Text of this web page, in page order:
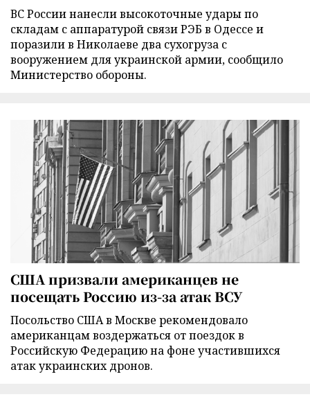
ВС России нанесли высокоточные удары по
складам с аппаратурой связи РЭБ в Одессе и
поразили в Николаеве два сухогруза с
вооружением для украинской армии, сообщило
Министерство обороны.
США призвали американцев не
посещать Россию из-за атак ВСУ
Посольство США в Москве рекомендовало
американцам воздержаться от поездок в
Российскую Федерацию на фоне участившихся
атак украинских дронов.